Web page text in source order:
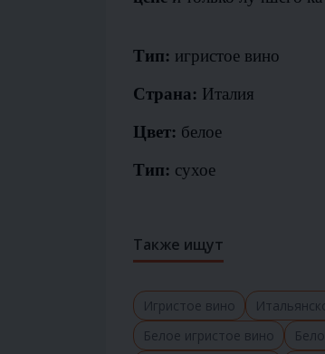
Тип: игристое вино
Страна: Италия
Цвет: белое
Тип: сухое
Также ищут
Игристое вино
Белое игристое вино